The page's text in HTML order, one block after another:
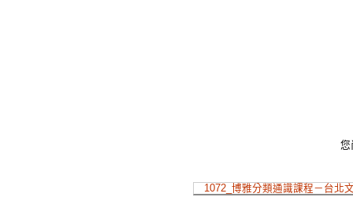
您
1072_博雅分類通識課程－台北